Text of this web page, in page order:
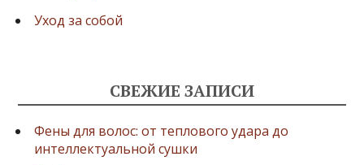
Уход за собой
СВЕЖИЕ ЗАПИСИ
Фены для волос: от теплового удара до
интеллектуальной сушки